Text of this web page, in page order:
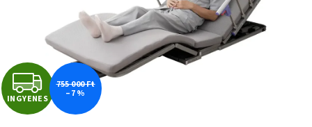
I
N
INGYENES
755 000 Ft
–7 %